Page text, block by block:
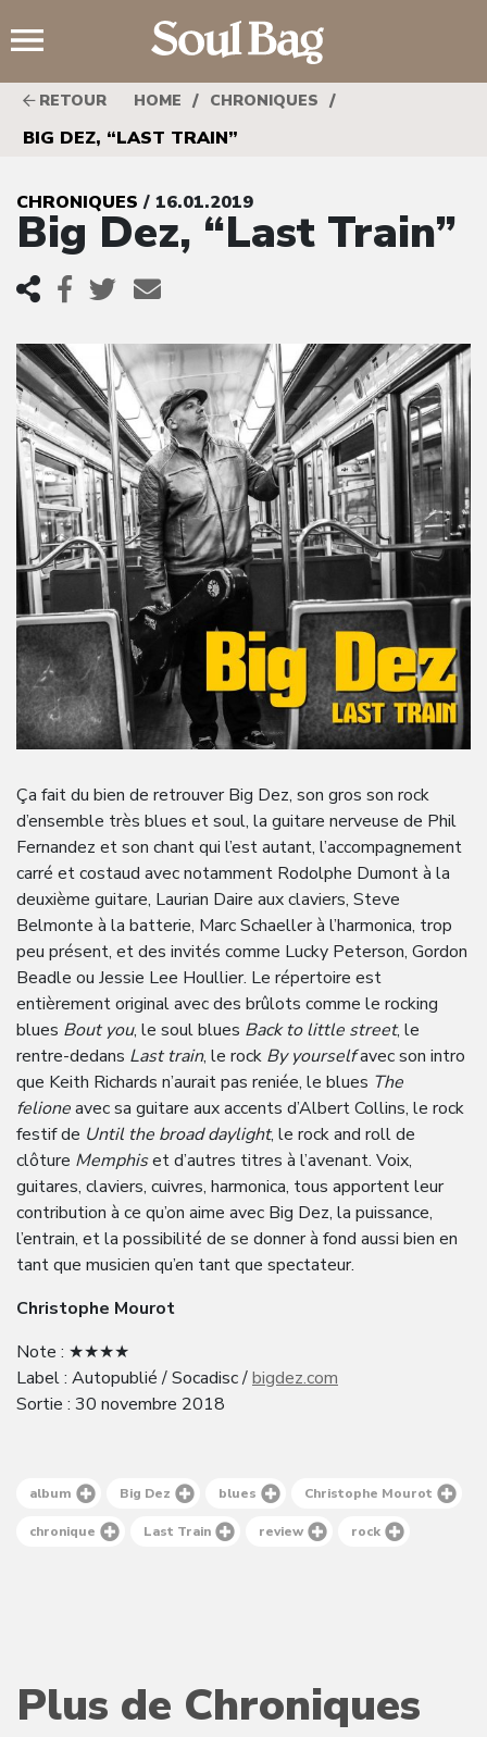
RETOUR HOME / CHRONIQUES /
BIG DEZ, “LAST TRAIN”
CHRONIQUES / 16.01.2019
Big Dez, “Last Train”
Ça fait du bien de retrouver Big Dez, son gros son rock
d’ensemble très blues et soul, la guitare nerveuse de Phil
Fernandez et son chant qui l’est autant, l’accompagnement
carré et costaud avec notamment Rodolphe Dumont à la
deuxième guitare, Laurian Daire aux claviers, Steve
Belmonte à la batterie, Marc Schaeller à l’harmonica, trop
peu présent, et des invités comme Lucky Peterson, Gordon
Beadle ou Jessie Lee Houllier. Le répertoire est
entièrement original avec des brûlots comme le rocking
blues Bout you, le soul blues Back to little street, le
rentre-dedans Last train, le rock By yourselfavec son intro
que Keith Richards n’aurait pas reniée, le blues The
felioneavec sa guitare aux accents d’Albert Collins, le rock
festif de Until the broad daylight, le rock and roll de
clôture Memphiset d’autres titres à l’avenant. Voix,
guitares, claviers, cuivres, harmonica, tous apportent leur
contribution à ce qu’on aime avec Big Dez, la puissance,
l’entrain, et la possibilité de se donner à fond aussi bien en
tant que musicien qu’en tant que spectateur.
Christophe Mourot
Note : ★★★★
Label : Autopublié / Socadisc /bigdez.com
Sortie : 30 novembre 2018
album Big Dez blues Christophe Mourot
chronique Last Train review rock
Plus de Chroniques